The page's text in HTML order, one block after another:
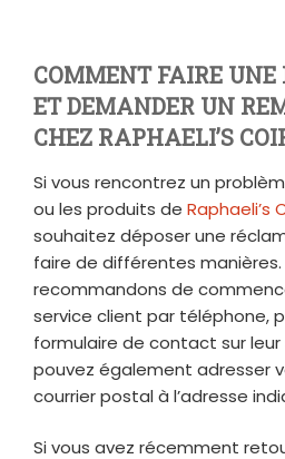
COMMENT FAIRE
ET DEMANDER UN
CHEZ RAPHAELI’S
Si vous rencontrez un
ou les produits de Raphaeli’s
souhaitez déposer une
faire de différentes manières.
recommandons de
service client par téléphone,
formulaire de contact sur
pouvez également adresser
courrier postal à l’adresse
Si vous avez récemment